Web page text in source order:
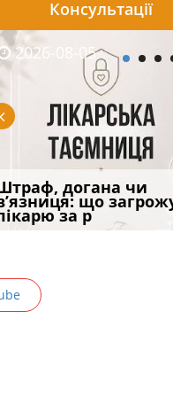
08-05
помер, але
залишилася: як
08-04
за іншою
нов
Консультації
2026-08-05
догана чи
що
за р
2026-07-30
При зарахуванні в
покарання днів
тримання пі